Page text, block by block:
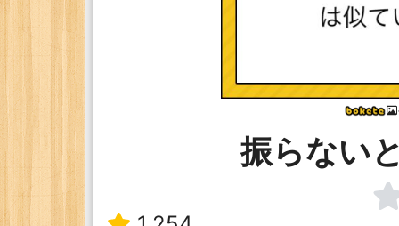
振らない